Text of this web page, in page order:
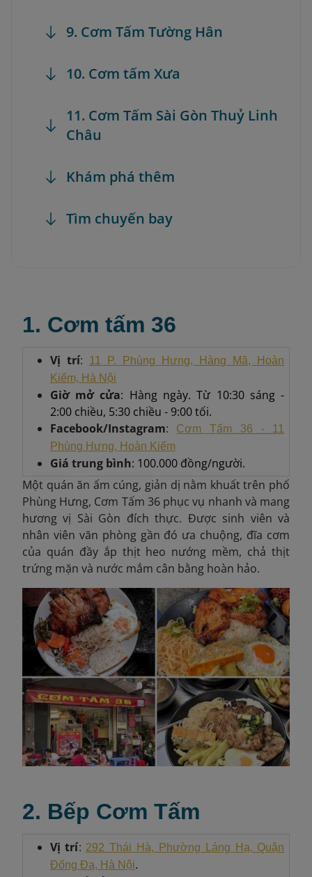
9. Cơm Tấm Tường Hân
10. Cơm tấm Xưa
11. Cơm Tấm Sài Gòn Thuỷ Linh
Châu
Khám phá thêm
Tìm chuyến bay
1. Cơm tấm 36
Vị trí:
11 P. Phùng Hưng, Hàng Mã, Hoàn
Kiếm, Hà Nội
Giờ mở cửa: Hàng ngày. Từ 10:30 sáng -
2:00 chiều, 5:30 chiều - 9:00 tối.
Facebook/Instagram:
Cơm Tấm 36 - 11
Phùng Hưng, Hoàn Kiếm
Giá trung bình: 100.000 đồng/người.
Một quán ăn ấm cúng, giản dị nằm khuất trên phố
Phùng Hưng, Cơm Tấm 36 phục vụ nhanh và mang
hương vị Sài Gòn đích thực. Được sinh viên và
nhân viên văn phòng gần đó ưa chuộng, đĩa cơm
của quán đầy ắp thịt heo nướng mềm, chả thịt
trứng mặn và nước mắm cân bằng hoàn hảo.
2. Bếp Cơm Tấm
Vị trí: 292 Thái Hà, Phường Láng Hạ, Quận
Đống Đa, Hà Nội.